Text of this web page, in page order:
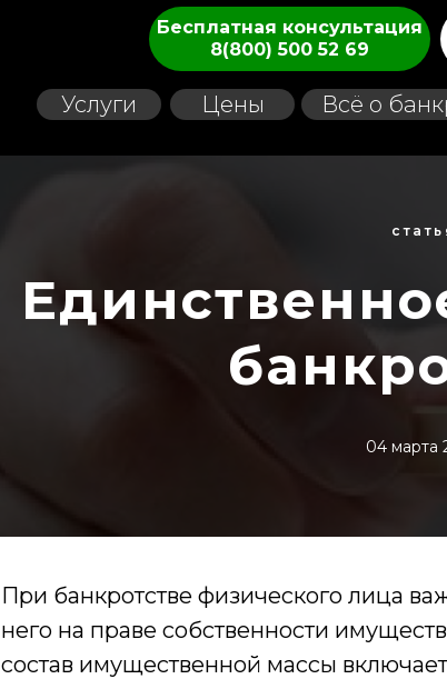
Бесплатная консультация
8(800) 500 52 69
Услуги Цены Всё о
8 (800) 500 52-69
04 марта
При банкротстве физического лица
него на праве собственности
состав имущественной массы